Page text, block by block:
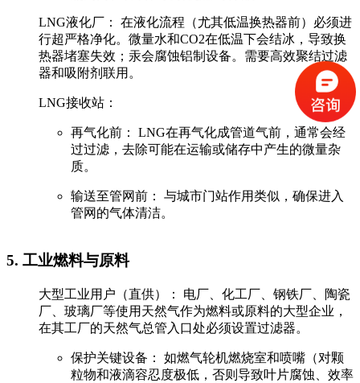
‌LNG液化厂：‌ 在液化流程（尤其低温换热器‌前‌）必须进
行超严格净化。微量水和CO2在低温下会结冰，导致换
热器堵塞失效；汞会腐蚀铝制设备。需要高效聚结过滤
器和吸附剂联用。
‌LNG接收站：‌
‌再气化前：‌ LNG在再气化成管道气前，通常会经
过过滤，去除可能在运输或储存中产生的微量杂
质。
‌输送至管网前：‌ 与城市门站作用类似，确保进入
管网的气体清洁。
‌5. 工业燃料与原料‌
‌大型工业用户（直供）：‌ 电厂、化工厂、钢铁厂、陶瓷
厂、玻璃厂等使用天然气作为燃料或原料的大型企业，
在其工厂的‌天然气总管入口处‌必须设置过滤器。
‌保护关键设备：‌ 如燃气轮机燃烧室和喷嘴（对颗
粒物和液滴容忍度极低，否则导致叶片腐蚀、效率